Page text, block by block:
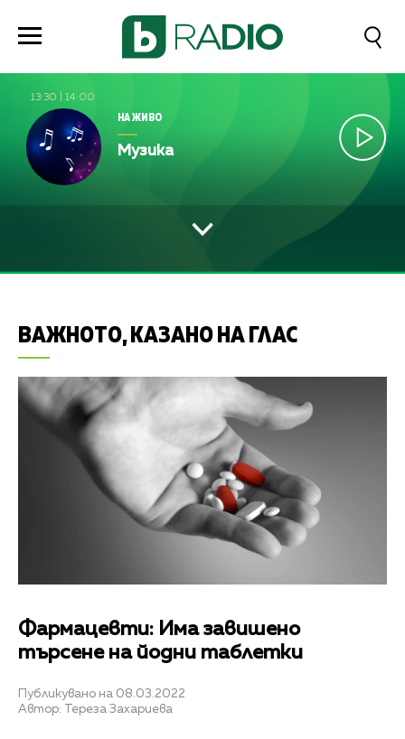
13:30 14:00
НА ЖИВО
Музика
ВАЖНОТО, КАЗАНО НА ГЛАС
Фармацевти: Има завишено
търсене на йодни таблетки
Публикувано на 08.03.2022
Автор: Тереза Захариева